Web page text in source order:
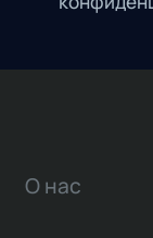
О нас